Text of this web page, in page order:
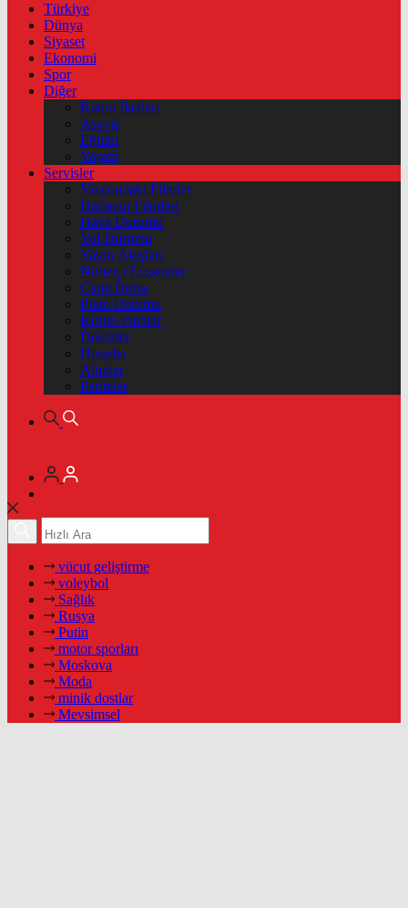
Türkiye
Dünya
Siyaset
Ekonomi
Spor
Diğer
Kamu İlanları
Asayiş
Eğitim
Yaşam
Servisler
Vizyondaki Filmler
Haftanin Filmleri
Hava Durumu
Yol Durumu
Yayın Akışları
Nöbetçi Eczaneler
Canlı Borsa
Puan Durumu
Kripto Paralar
Dövizler
Hisseler
Altınlar
Pariteler
vücut geliştirme
voleybol
Sağlık
Rusya
Putin
motor sporları
Moskova
Moda
minik dostlar
Mevsimsel